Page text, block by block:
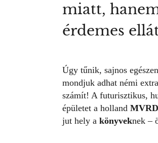
miatt,
érdemes
Úgy tűnik, sajnos
mondjuk adhat némi
számít! A futurisztikus,
épületet a holland
jut hely a könyveknek –